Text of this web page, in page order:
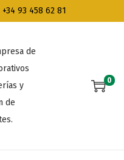
93 458 62 81
0